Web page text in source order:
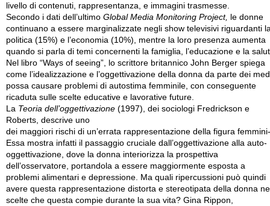
livello di contenuti, rappresentanza, e immagini trasmesse.
Secondo i dati dell’ultimo Global Media Monitoring Project,
le donne
continuano a essere marginalizzate negli show televisivi riguardanti
politica (15%) e l’economia (10%), mentre la loro presenza aumenta
quando si parla di temi concernenti la famiglia, l’educazione e la
Nel libro “Ways of seeing”, lo scrittore britannico John Berger spiega
come l’idealizzazione e l’oggettivazione della donna da parte dei
possa causare problemi di autostima femminile, con conseguente
ricaduta sulle scelte educative e lavorative future.
La Teoria dell’oggettivazione (1997), dei sociologi Fredrickson e
Roberts, descrive uno
dei maggiori rischi di un’errata rappresentazione della figura
Essa mostra infatti il passaggio cruciale dall’oggettivazione alla auto-
oggettivazione, dove la donna interiorizza la prospettiva
dell’osservatore, portandola a essere maggiormente esposta a
problemi alimentari e depressione. Ma quali ripercussioni può quindi
avere questa rappresentazione distorta e stereotipata della donna
scelte che questa compie durante la sua vita? Gina Rippon,